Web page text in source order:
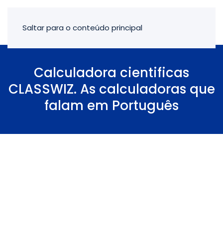
Saltar para o conteúdo principal
Calculadora cientificas
CLASSWIZ. As calculadoras que
falam em Português